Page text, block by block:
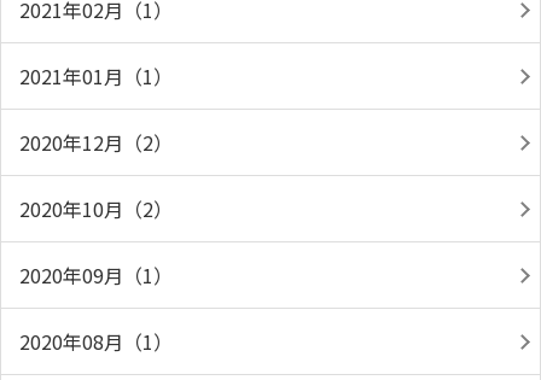
2021年02月（1）
2021年01月（1）
2020年12月（2）
2020年10月（2）
2020年09月（1）
2020年08月（1）